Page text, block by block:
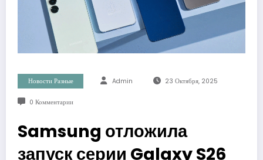
Новости Разные Admin 23 Октября, 2025
0 Комментарии
Samsung отложила
запуск серии Galaxy S26